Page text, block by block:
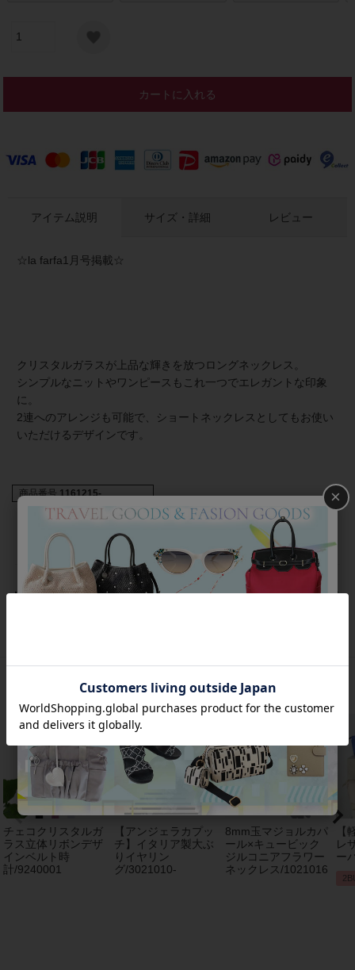
カートに入れる
アイテム説明
☆la farfa1月号掲載☆
クリスタルガラスが上品な輝きを放つロングネックレス。
シンプルなニットやワンピースもこれ一つでエレガントな印象
に。
2連へのアレンジも可能で、ショートネックレスとしてもお使い
いただけるデザインです。
サイズ・詳細 レビュー
商品番号 1161215-
返品について
おすすめアイテム
チェコクリスタルガ
ラス立体リボンデザ
インベルト時
計/9240001
【アンジェラカプッ
チ】イタリア製大ぶ
りイヤリン
グ/3021010-
8mm玉マジョルカパ
ール×キュービック
ジルコニアフラワー
ネックレス/1021016
【
レ
ー
×